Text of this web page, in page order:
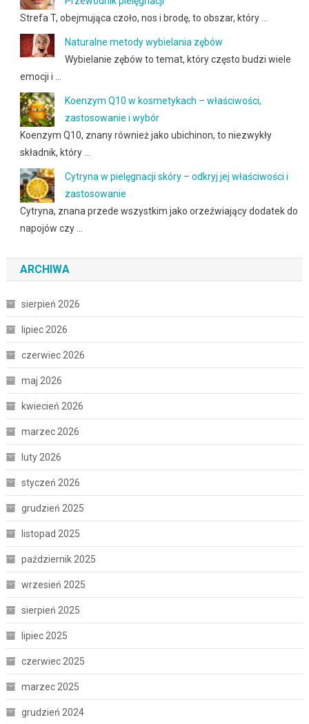
Strefa T, obejmująca czoło, nos i brodę, to obszar, który …
Naturalne metody wybielania zębów
Wybielanie zębów to temat, który często budzi wiele
emocji i …
Koenzym Q10 w kosmetykach – właściwości,
zastosowanie i wybór
Koenzym Q10, znany również jako ubichinon, to niezwykły
składnik, który …
Cytryna w pielęgnacji skóry – odkryj jej właściwości i
zastosowanie
Cytryna, znana przede wszystkim jako orzeźwiający dodatek do
napojów czy …
ARCHIWA
sierpień 2026
lipiec 2026
czerwiec 2026
maj 2026
kwiecień 2026
marzec 2026
luty 2026
styczeń 2026
grudzień 2025
listopad 2025
październik 2025
wrzesień 2025
sierpień 2025
lipiec 2025
czerwiec 2025
marzec 2025
grudzień 2024